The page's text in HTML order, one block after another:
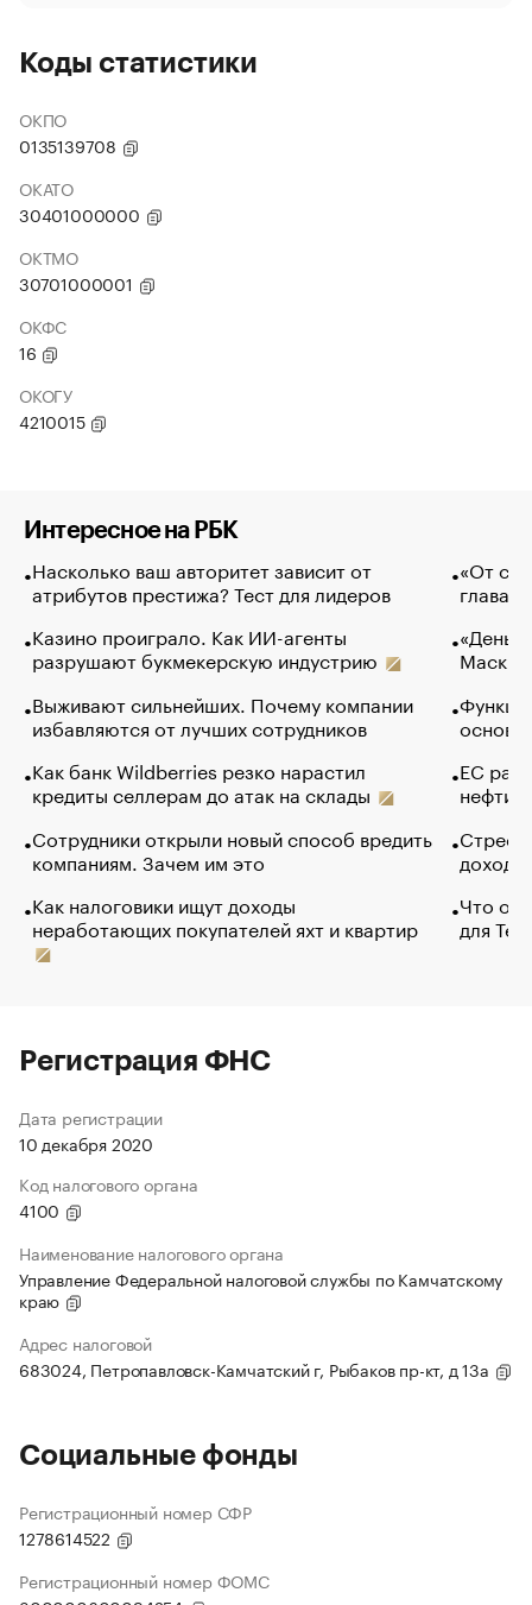
Коды статистики
ОКПО
0135139708
ОКАТО
30401000000
ОКТМО
30701000001
ОКФС
16
ОКОГУ
4210015
Интересное на РБК
Насколько ваш авторитет зависит от
атрибутов престижа? Тест для лидеров
Казино проиграло. Как ИИ-агенты
разрушают букмекерскую индустрию
Выживают сильнейших. Почему компании
избавляются от лучших сотрудников
Как банк Wildberries резко нарастил
кредиты селлерам до атак на склады
Сотрудники открыли новый способ вредить
компаниям. Зачем им это
Как налоговики ищут доходы
неработающих покупателей яхт и квартир
«От
глава
Маск в
основ
ЕС
нефти
Что
для
Регистрация ФНС
Дата регистрации
10 декабря 2020
Код налогового органа
4100
Наименование налогового органа
Управление Федеральной налоговой службы по Камчатскому
краю
Адрес налоговой
683024, Петропавловск-Камчатский г, Рыбаков пр-кт, д 13а
Социальные фонды
Регистрационный номер СФР
1278614522
Регистрационный номер ФОМС